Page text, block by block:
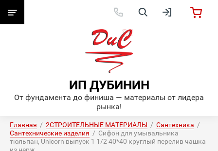
ИП ДУБИНИН
От фундамента до финиша — материалы от лидера
рынка!
Главная
  /
2СТРОИТЕЛЬНЫЕ МАТЕРИАЛЫ
  /
Сантехника
Сантехнические изделия
  /  Сифон для умывальника
тюльпан, Unicorn выпуск 1 1/2 40*40 круглый перелив чашка